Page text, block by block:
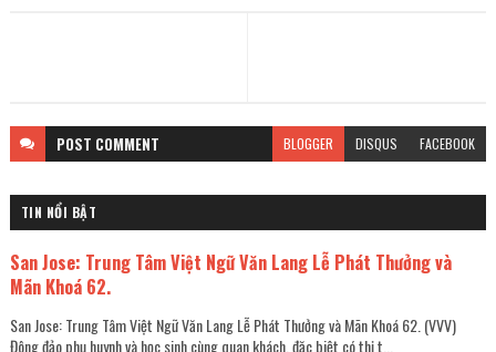
POST COMMENT BLOGGER DISQUS FACEBOOK
TIN NỔI BẬT
San Jose: Trung Tâm Việt Ngữ Văn Lang Lễ Phát Thưởng và
Mãn Khoá 62.
San Jose: Trung Tâm Việt Ngữ Văn Lang Lễ Phát Thưởng và Mãn Khoá 62. (VVV)
Đông đảo phụ huynh và học sinh cùng quan khách, đặc biệt có thị t...